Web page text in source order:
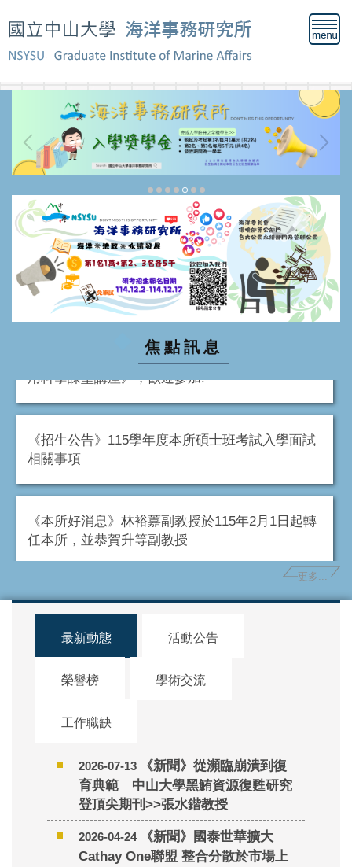
到
要
焦點訊息
《新聞》國泰世華擴大Cathay One聯盟 整合分散
於市場上的揭露、驗證、減碳技術與轉型等支援服
務>>本所蔡宏政教授
《招生公告》115學年度海洋事務研究所新生(甄試
及考試)報到相關資料
《招生公告》115學年度海洋事務研究所碩士班招
生考試錄取名單
《演講公告》115/3/30(一)下午2:00-4:00《海洋應
《招生公告》115學年度本所碩士班考試入學面試
相關事項
《本所好消息》林裕䕒副教授於115年2月1日起轉
任本所，並恭賀升等副教授
更多...
最新動態 活動公告
榮譽榜 學術交流
工作職缺
2026-07-13
《新聞》從瀕臨崩潰到復
育典範 中山大學黑鮪資源復甦研究
登頂尖期刊>>張水鍇教授
2026-04-24
《新聞》國泰世華擴大
Cathay One聯盟 整合分散於市場上